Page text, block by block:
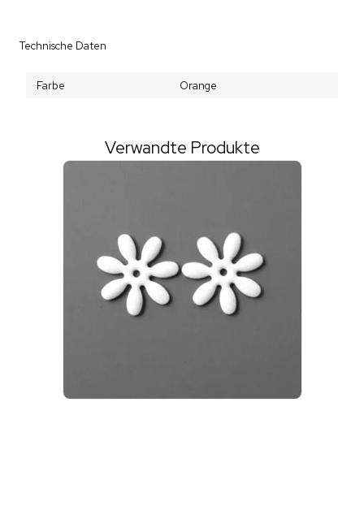
Technische Daten
Farbe Orange
Verwandte Produkte